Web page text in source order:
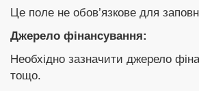
Це поле не обов’язкове для
Джерело фінансування:
Необхідно зазначити джерело
тощо.